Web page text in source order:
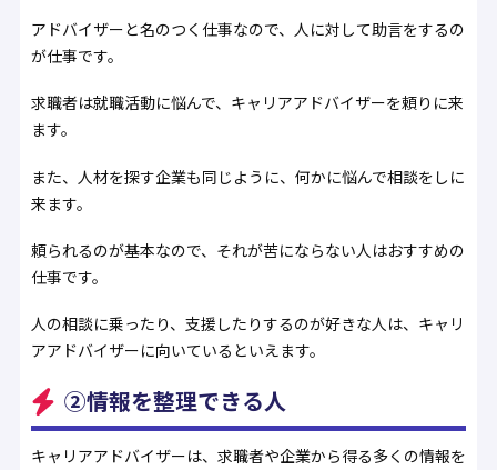
アドバイザーと名のつく仕事なので、人に対して助言をするの
が仕事です。
求職者は就職活動に悩んで、キャリアアドバイザーを頼りに来
ます。
また、人材を探す企業も同じように、何かに悩んで相談をしに
来ます。
頼られるのが基本なので、それが苦にならない人はおすすめの
仕事です。
人の相談に乗ったり、支援したりするのが好きな人は、キャリ
アアドバイザーに向いているといえます。
②情報を整理できる人
キャリアアドバイザーは、求職者や企業から得る多くの情報を